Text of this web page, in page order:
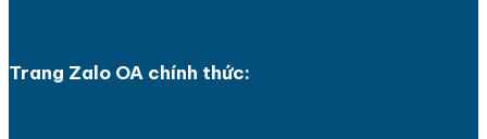
Trang Zalo OA chính thức: